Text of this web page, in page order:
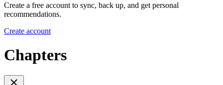
Create a free account to sync, back up, and get personal
recommendations.
Create account
Chapters